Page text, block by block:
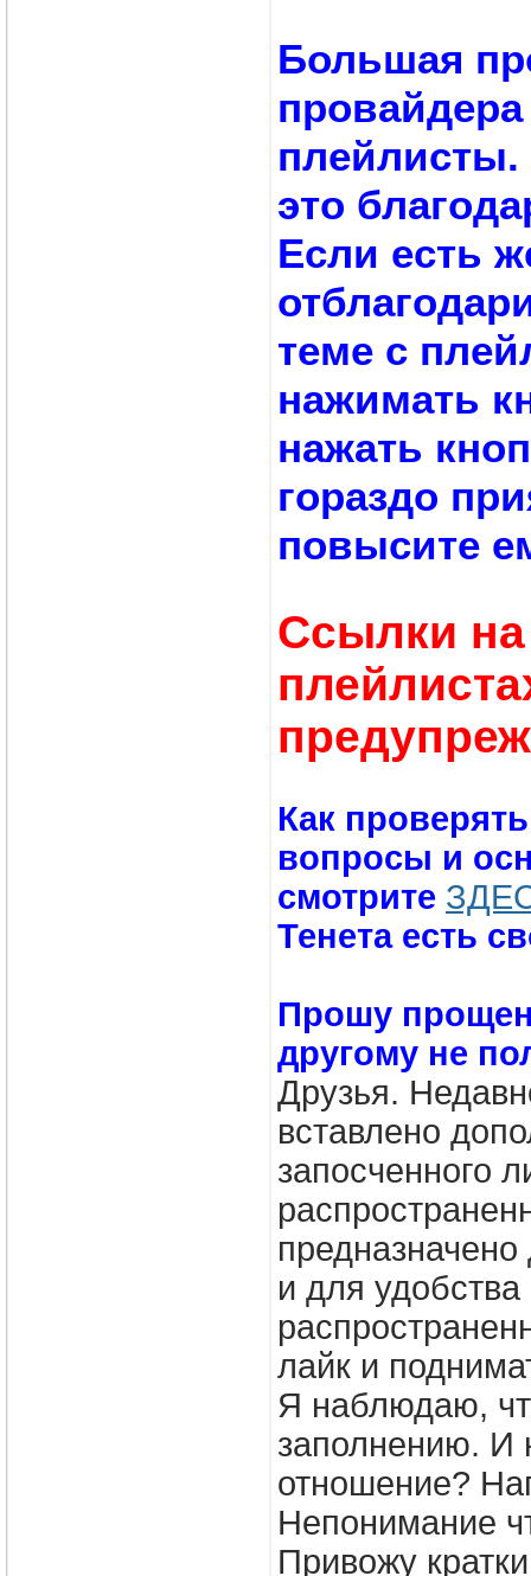
Большая
плейлисты.
это
Если есть
теме с
нажимать
нажать
гораздо
повысите
Cсылки
Как
вопросы и
смотрите
Тенета есть
Прошу
другому не
Друзья.
вставлено
запосченного
и для
лайк и
Я наблюдаю,
заполнению. И
отношение?
Непонимание
Привожу